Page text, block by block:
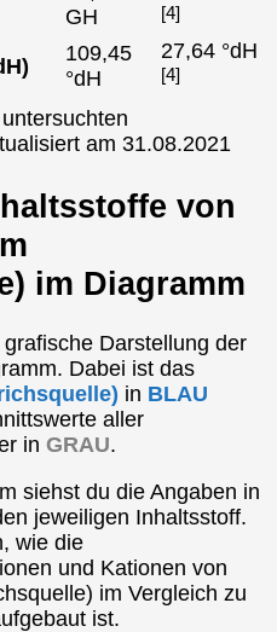
GH
[4]
109,45
°dH
27,64 °dH
[4]
am 31.08.2021
von
im Diagramm
Darstellung der
Dabei ist das
in BLAU
aller
in GRAU.
siehst du die Angaben in
jeweiligen Inhaltsstoff.
wie die
und Kationen von
im Vergleich zu
ist.